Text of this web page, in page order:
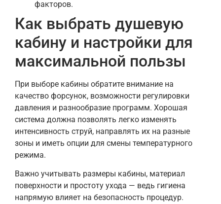
факторов.
Как выбрать душевую
кабину и настройки для
максимальной пользы
При выборе кабины обратите внимание на
качество форсунок, возможности регулировки
давления и разнообразие программ. Хорошая
система должна позволять легко изменять
интенсивность струй, направлять их на разные
зоны и иметь опции для смены температурного
режима.
Важно учитывать размеры кабины, материал
поверхности и простоту ухода — ведь гигиена
напрямую влияет на безопасность процедур.